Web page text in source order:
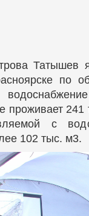
Татышев
по
проживает
с
102 тыс. м3.